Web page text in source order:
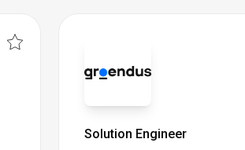
Solution Engineer